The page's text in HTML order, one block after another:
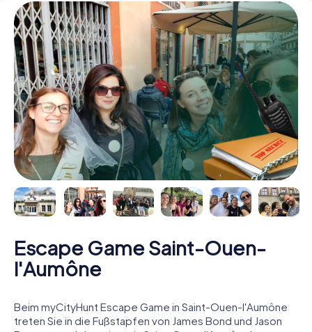
Escape Game Saint-Ouen-
l'Aumône
Beim myCityHunt Escape Game in Saint-Ouen-l'Aumône
treten Sie in die Fußstapfen von James Bond und Jason